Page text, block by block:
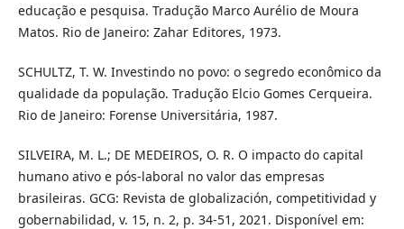
educação e pesquisa. Tradução Marco Aurélio de Moura
Matos. Rio de Janeiro: Zahar Editores, 1973.
SCHULTZ, T. W. Investindo no povo: o segredo econômico da
qualidade da população. Tradução Elcio Gomes Cerqueira.
Rio de Janeiro: Forense Universitária, 1987.
SILVEIRA, M. L.; DE MEDEIROS, O. R. O impacto do capital
humano ativo e pós-laboral no valor das empresas
brasileiras. GCG: Revista de globalización, competitividad y
gobernabilidad, v. 15, n. 2, p. 34-51, 2021. Disponível em: